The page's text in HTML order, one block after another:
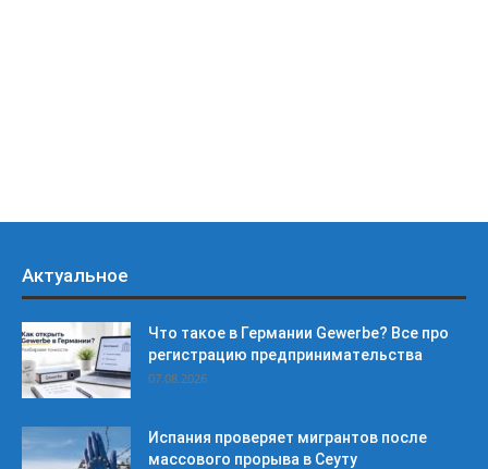
Актуальное
Что такое в Германии Gewerbe? Все про
регистрацию предпринимательства
07.08.2026
Испания проверяет мигрантов после
массового прорыва в Сеуту